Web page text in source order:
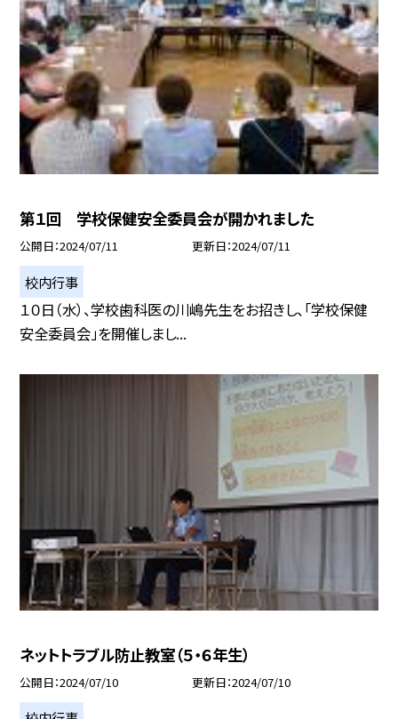
第１回 学校保健安全委員会が開かれました
公開日 2024/07/11 更新日 2024/07/11
校内行事
１０日（水）、学校歯科医の川嶋先生をお招きし、「学校保健
安全委員会」を開催しまし...
ネットトラブル防止教室（５・６年生）
公開日 2024/07/10 更新日 2024/07/10